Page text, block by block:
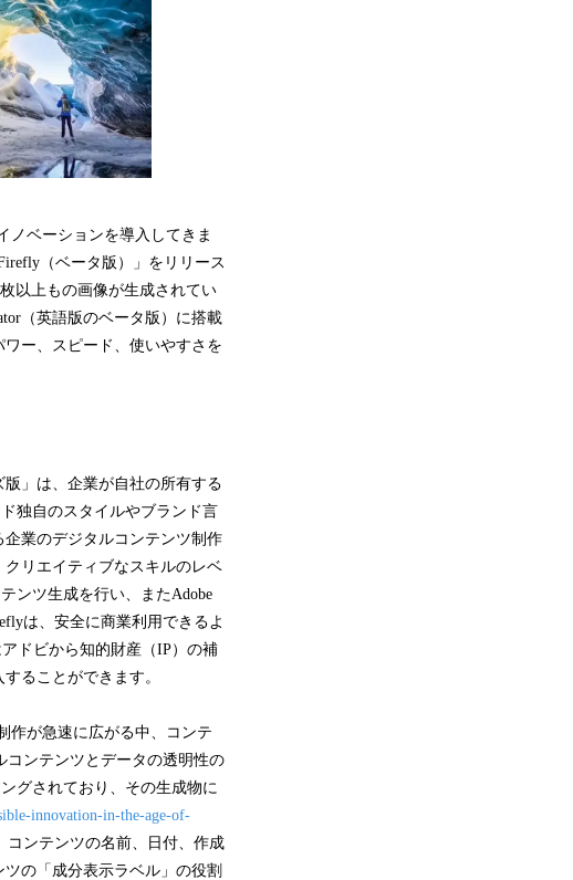
ノベーションを導入してきま
（ベータ版）」をリリース
以上もの画像が生成されてい
（英語版のベータ版）に搭載
ワー、スピード、使いやすさを
版」は、企業が自社の所有する
独自のスタイルやブランド言
業のデジタルコンテンツ制作
リエイティブなスキルのレベ
ンツ生成を行い、またAdobe
は、安全に商業利用できるよ
ドビから知的財産（IP）の補
ることができます。
作が急速に広がる中、コンテ
ンテンツとデータの透明性の
グされており、その生成物に
innovation-in-the-age-of-
ンテンツの名前、日付、作成
の「成分表示ラベル」の役割